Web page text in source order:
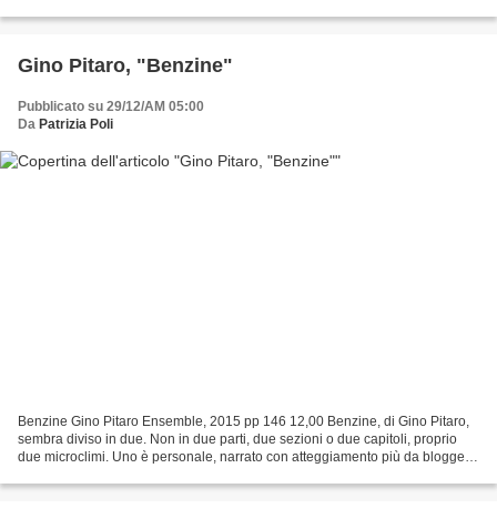
Gino Pitaro, "Benzine"
Pubblicato su 29/12/AM 05:00
Da Patrizia Poli
Benzine Gino Pitaro Ensemble, 2015 pp 146 12,00 Benzine, di Gino Pitaro,
sembra diviso in due. Non in due parti, due sezioni o due capitoli, proprio
due microclimi. Uno è personale, narrato con atteggiamento più da blogger